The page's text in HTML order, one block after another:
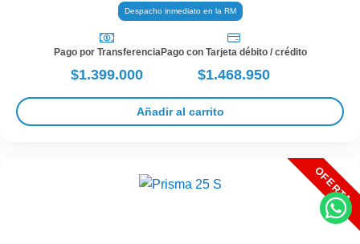
Despacho inmediato en la RM
Pago por Transferencia
$1.399.000
Pago con Tarjeta débito / crédito
$1.468.950
Añadir al carrito